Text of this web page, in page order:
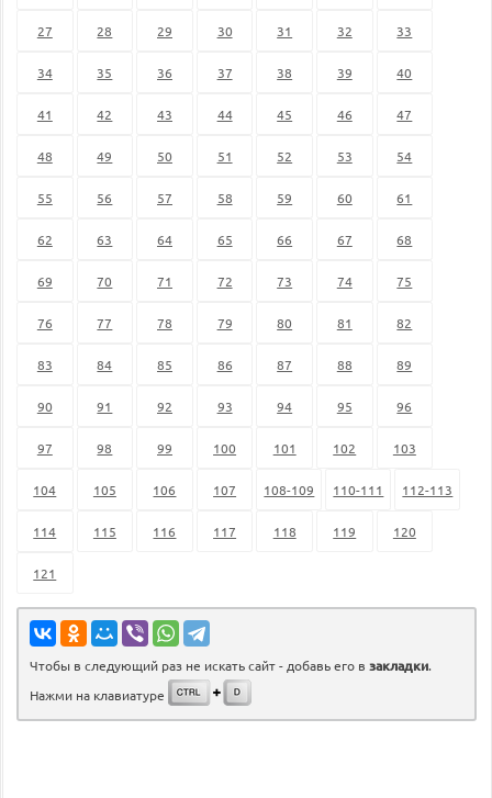
27 28 29 30 31 32 33
34 35 36 37 38 39 40
41 42 43 44 45 46 47
48 49 50 51 52 53 54
55 56 57 58 59 60 61
62 63 64 65 66 67 68
69 70 71 72 73 74 75
76 77 78 79 80 81 82
83 84 85 86 87 88 89
90 91 92 93 94 95 96
97 98 99 100 101 102 103
104 105 106 107 108-109 110-111 112-113
114 115 116 117 118 119 120
121
Чтобы в следующий раз не искать сайт - добавь его в закладки.
Нажми на клавиатуре